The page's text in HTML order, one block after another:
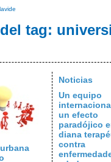
tag:
Noticias
Un equipo
un efecto
paradójico
diana
contra